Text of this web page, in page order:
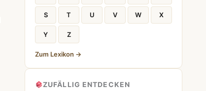
S T U V W X
Y Z
Zum Lexikon →
ZUFÄLLIG ENTDECKEN